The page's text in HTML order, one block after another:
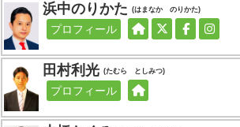
(ふじさき こうき)
プロフィール
(やまざき いっき)
プロフィール
(こまつ だいすけ)
プロフィール
(はやさか よしひろ)
プロフィール
(ひらた みつよし)
プロフィール
(うだがわ さとし)
プロフィール
浜中のりかた(はまなか のりかた)
プロフィール
田村利光(たむら としみつ)
プロフィール